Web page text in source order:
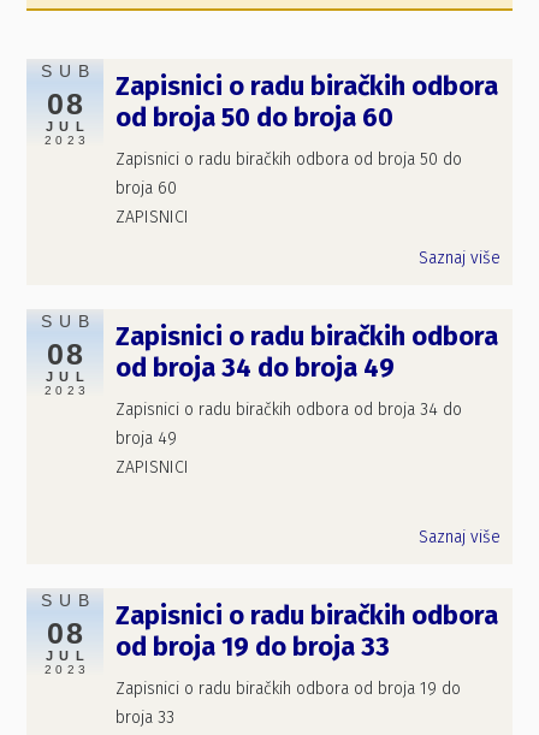
SUB
08
JUL
2023
Zapisnici o radu biračkih odbora
od broja 50 do broja 60
Zapisnici o radu biračkih odbora od broja 50 do
broja 60
ZAPISNICI
Saznaj više
SUB
08
JUL
2023
Zapisnici o radu biračkih odbora
od broja 34 do broja 49
Zapisnici o radu biračkih odbora od broja 34 do
broja 49
ZAPISNICI
Saznaj više
SUB
08
JUL
2023
Zapisnici o radu biračkih odbora
od broja 19 do broja 33
Zapisnici o radu biračkih odbora od broja 19 do
broja 33